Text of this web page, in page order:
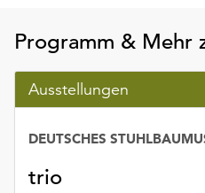
Programm & Mehr
Ausstellungen
trio